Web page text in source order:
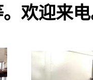
欢迎来